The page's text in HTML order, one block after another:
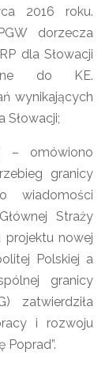
2016 roku.
dorzecza
dla Słowacji
do KE.
wynikających
Słowacji;
– omówiono
granicy
wiadomości
Straży
projektu nowej
Polskiej a
granicy
zatwierdziła
i rozwoju